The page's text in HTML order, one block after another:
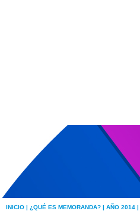
INICIO | ¿QUÉ ES MEMORANDA? | AÑO 2014 |